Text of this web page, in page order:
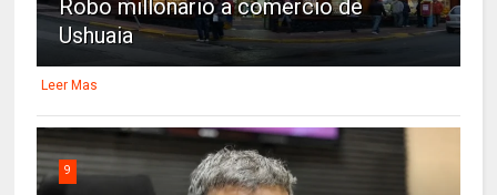
Robo millonario a comercio de
Ushuaia
Leer Mas
9